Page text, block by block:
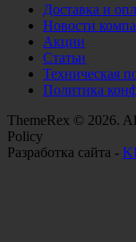
Доставка и
Новости
Акции
Статьи
Техническая
Политика
ThemeRex © 2026.
Policy
Разработка сайта -